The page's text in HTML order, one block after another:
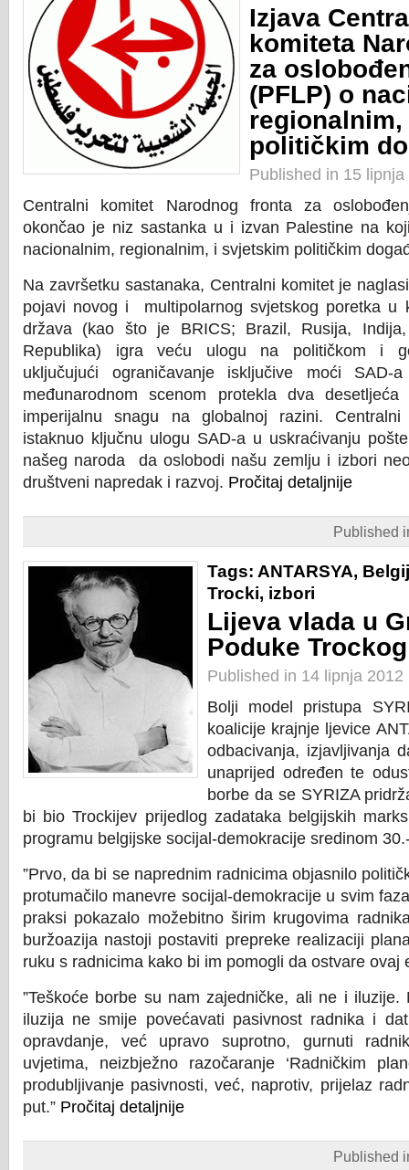
Izjava
komiteta
za
(PFLP) o
političkim
Published in 15 lipnja
Centralni komitet Narodnog fronta za
okončao je niz sastanka u i izvan Palestine na
nacionalnim, regionalnim, i svjetskim političkim
Na završetku sastanaka, Centralni komitet je
pojavi novog i multipolarnog svjetskog poretka u
država (kao što je BRICS; Brazil, Rusija,
Republika) igra veću ulogu na političkom i
uključujući ograničavanje isključive moći SAD-
međunarodnom scenom protekla dva
imperijalnu snagu na globalnoj razini.
istaknuo ključnu ulogu SAD-a u uskraćivanju
našeg naroda da oslobodi našu zemlju i izbori
društveni napredak i razvoj. Pročitaj detaljnije
Published
Tags: ANTARSYA,
Trocki, izbori
Lijeva vlada u
Poduke Trockog
Published in 14 lipnja 2012
Bolji model pristupa
koalicije krajnje ljevice
odbacivanja, izjavljivanja
unaprijed određen te
borbe da se SYRIZA
bi bio Trockijev prijedlog zadataka belgijskih
programu belgijske socijal-demokracije sredinom
”Prvo, da bi se naprednim radnicima objasnilo
protumačilo manevre socijal-demokracije u svim
praksi pokazalo možebitno širim krugovima
buržoazija nastoji postaviti prepreke realizaciji
ruku s radnicima kako bi im pomogli da ostvare ovaj
”Teškoće borbe su nam zajedničke, ali ne i iluzije.
iluzija ne smije povećavati pasivnost radnika i
opravdanje, već upravo suprotno, gurnuti
uvjetima, neizbježno razočaranje ‘Radničkim
produbljivanje pasivnosti, već, naprotiv, prijelaz
put.” Pročitaj detaljnije
Published